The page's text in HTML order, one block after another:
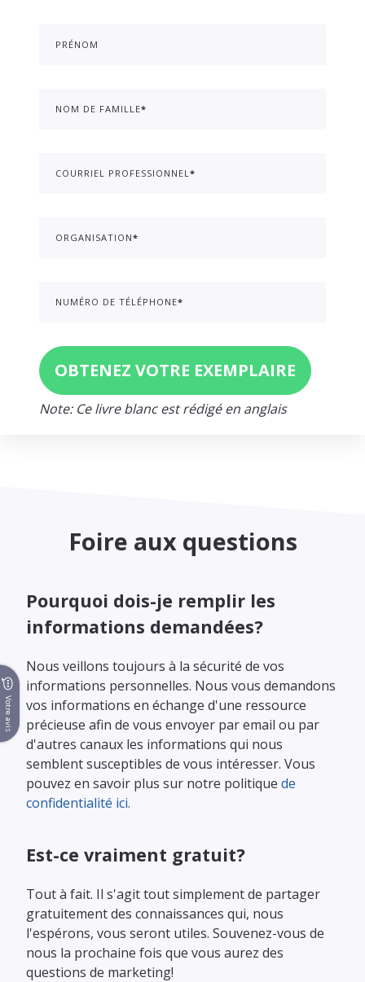
PRÉNOM
NOM DE FAMILLE*
COURRIEL PROFESSIONNEL*
ORGANISATION*
NUMÉRO DE TÉLÉPHONE*
Note: Ce livre blanc est rédigé en anglais
Foire aux questions
Pourquoi dois-je remplir les
informations demandées?
Nous veillons toujours à la sécurité de vos
informations personnelles. Nous vous demandons
vos informations en échange d'une ressource
précieuse afin de vous envoyer par email ou par
d'autres canaux les informations qui nous
semblent susceptibles de vous intéresser. Vous
pouvez en savoir plus sur notre politique de
confidentialité ici.
Est-ce vraiment gratuit?
Tout à fait. Il s'agit tout simplement de partager
gratuitement des connaissances qui, nous
l'espérons, vous seront utiles. Souvenez-vous de
nous la prochaine fois que vous aurez des
questions de marketing!
Votre avis